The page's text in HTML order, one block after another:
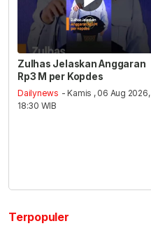
Zulhas Jelaskan Anggaran
Rp3 M per Kopdes
Dailynews - Kamis , 06 Aug 2026,
18:30 WIB
Terpopuler